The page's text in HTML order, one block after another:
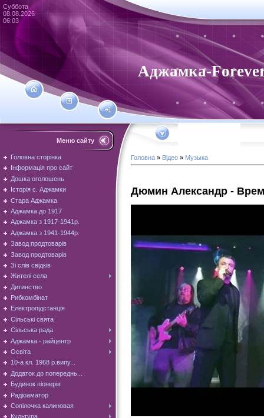
Суббота
08.08.2026
06:03
Аджамка-
Меню сайту
Головна сторінка
Інформація про сайт
Дошка оголошень
Історія с. Аджамки
Стара Аджамка
Аджамка до 1917
Аджамка з 1917-1941р.
Аджамка з 1941-1944р.
Завод продтоварів
Завод продтоварів
Зі слів свідків
Жителі села
Дитинство
Рибкомбінат
Електропідстанція
Сільські свята
Сільська рада
Аджамка - райцентр
Освіта
10-а кл. 1968 р.випу...
Додаток до попереднь...
Будинок піонерів
Радіоаматор
Сопілочка калиновая
Культура
Головна » Відео » Музыка
Дюмин Александр -